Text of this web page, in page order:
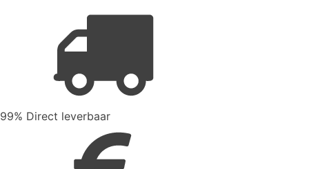
99% Direct leverbaar